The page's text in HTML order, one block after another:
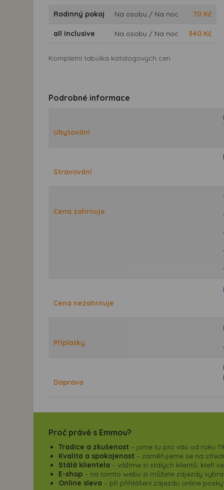
Rodinný pokoj Na osobu / Na noc 70 Kč
all Inclusive Na osobu / Na noc 340 Kč
Kompletní tabulka katalogových cen
Podrobné informace
Ubytování
Stravování
Cena zahrnuje
Cena nezahrnuje
Příplatky
Doprava
Proč právě s Emmou?
Tradice a zkušenost – jsme tu pro vás od roku
Kvalita a spokojenost – zaměřujeme se na
Stálá klientela – vážíme si stálých klientů, kteří
E-shop – na tomto webu si můžete zájezdy
Online sleva – při přihlášení zájezdu online